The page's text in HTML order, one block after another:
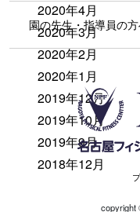
2020年4月
2020年3月
2020年2月
2020年1月
2019年12月
2019年10月
2019年9月
2018年12月
園の先生・指導員の
copyright